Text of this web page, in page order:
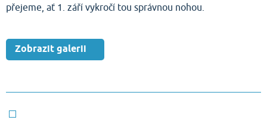
přejeme, ať 1. září vykročí tou správnou nohou.
Zobrazit galerii